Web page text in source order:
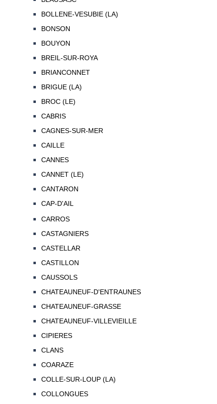
BOLLENE-VESUBIE (LA)
BONSON
BOUYON
BREIL-SUR-ROYA
BRIANCONNET
BRIGUE (LA)
BROC (LE)
CABRIS
CAGNES-SUR-MER
CAILLE
CANNES
CANNET (LE)
CANTARON
CAP-D'AIL
CARROS
CASTAGNIERS
CASTELLAR
CASTILLON
CAUSSOLS
CHATEAUNEUF-D'ENTRAUNES
CHATEAUNEUF-GRASSE
CHATEAUNEUF-VILLEVIEILLE
CIPIERES
CLANS
COARAZE
COLLE-SUR-LOUP (LA)
COLLONGUES